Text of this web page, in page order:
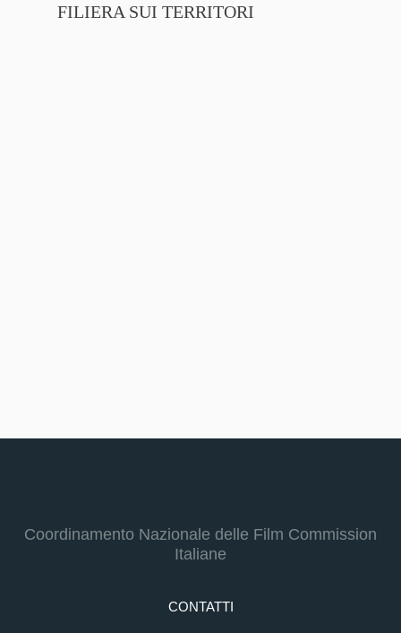
FILIERA SUI TERRITORI
Coordinamento Nazionale delle Film Commission
Italiane
CONTATTI